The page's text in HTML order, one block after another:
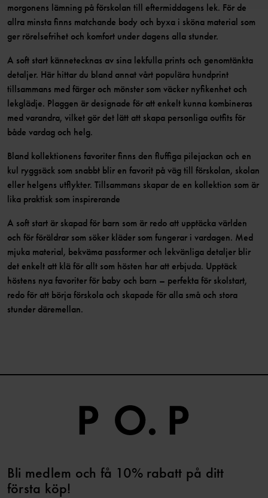
morgonens lämning på förskolan till eftermiddagens lek. För de
allra minsta finns matchande body och byxa i sköna material som
ger rörelsefrihet och komfort under dagens alla stunder.
A soft start kännetecknas av sina lekfulla prints och genomtänkta
detaljer. Här hittar du bland annat vårt populära hundprint
tillsammans med färger och mönster som väcker nyfikenhet och
lekglädje. Plaggen är designade för att enkelt kunna kombineras
med varandra, vilket gör det lätt att skapa personliga outfits för
både vardag och helg.
Bland kollektionens favoriter finns den fluffiga pilejackan och en
kul ryggsäck som snabbt blir en favorit på väg till förskolan, skolan
eller helgens utflykter. Tillsammans skapar de en kollektion som är
lika praktisk som inspirerande
A soft start är skapad för barn som är redo att upptäcka världen
och för föräldrar som söker kläder som fungerar i vardagen. Med
mjuka material, bekväma passformer och lekvänliga detaljer blir
det enkelt att klä för allt som hösten har att erbjuda. Upptäck
höstens nya favoriter för baby och barn – perfekta för skolstart,
redo för att börja förskola och skapade för alla små och stora
stunder däremellan.
Bli medlem och få 10% rabatt på ditt
första köp!